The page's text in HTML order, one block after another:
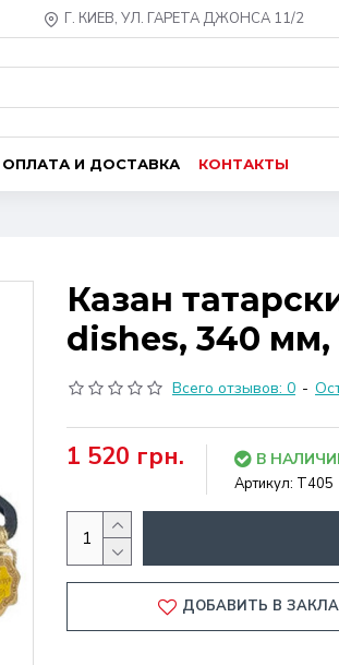
Г. КИЕВ, УЛ. ГАРЕТА ДЖОНСА 11/2
ОПЛАТА И ДОСТАВКА КОНТАКТЫ
Казан
dishes, 340 мм,
Всего отзывов: 0 -
1 520 грн. В
Артикул: Т405
ДОБАВИТЬ В